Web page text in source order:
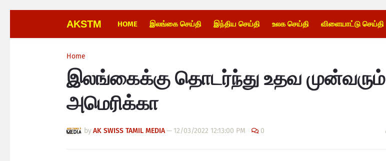
AKSTM HOME இலங்கை செய்தி இந்திய செய்தி உலக செய்தி விளையாட்டு செய்தி
Home
இலங்கைக்கு தொடர்ந்து உதவ முன்வரும்
அமெரிக்கா
byAK SWISS TAMIL MEDIA— 12/03/2022 12:13:00 PM 0